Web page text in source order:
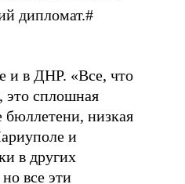
дипломат.#
и в ДНР. «Все, что
это сплошная
низкая
и
в других
все эти